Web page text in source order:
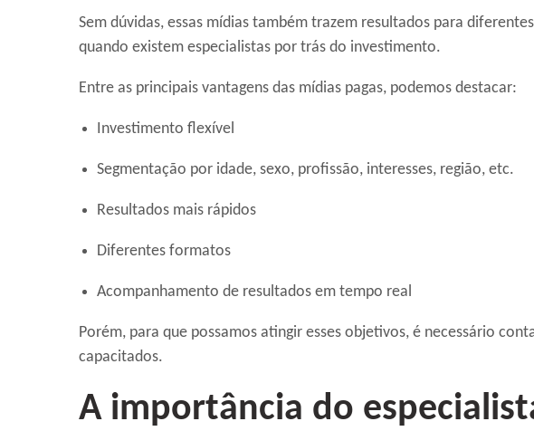
Sem dúvidas, essas mídias também trazem resultados para
quando existem especialistas por trás do investimento.
Entre as principais vantagens das mídias pagas, podemos destacar:
Investimento flexível
Segmentação por idade, sexo, profissão, interesses, região, etc.
Resultados mais rápidos
Diferentes formatos
Acompanhamento de resultados em tempo real
Porém, para que possamos atingir esses objetivos, é necessário
capacitados.
A importância do